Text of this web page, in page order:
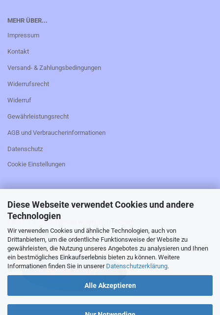
Diese Webseite verwendet Cookies und andere
Technologien
Wir verwenden Cookies und ähnliche Technologien, auch von
Drittanbietern, um die ordentliche Funktionsweise der Website zu
gewährleisten, die Nutzung unseres Angebotes zu analysieren und Ihnen
ein bestmögliches Einkaufserlebnis bieten zu können. Weitere
Informationen finden Sie in unserer Datenschutzerklärung.
Alle Akzeptieren
MEHR ÜBER...
Impressum
Kontakt
Versand- & Zahlungsbedingungen
Widerrufsrecht
Widerruf
Gewährleistungsrecht
AGB und Verbraucherinformationen
Datenschutz
Cookie Einstellungen
_________________________________________________
Falls Sie den Kaufvertrag widerrufen möchten,
bitte hier klicken: